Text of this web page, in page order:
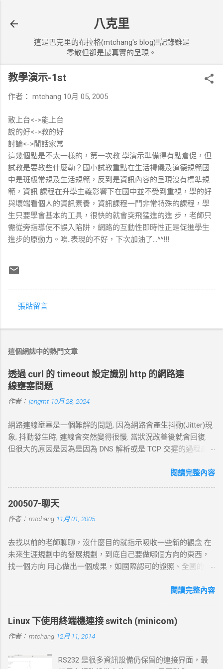
八克里
這是巴克里的布拉格(mtchang's blog)!!記錄雖是
零散但卻是最真實的呈現。
教學演示-1st
作者： mtchang 10月 05, 2005
敢上台<->能上台
說的好<->教的好
討論<->閒話家常
這幾個點是不太一樣的，第一次教 學演示準備得有點倉促，但..
試教是要教些什麼勒？國小試教重點在生活禮儀及道德規範國
中是班級常規及生活規範，反到是資訊內容的呈現沒有標準規
範，資訊 課程在升學主義影響下在國中並不受到重視，學的好
與壞端看個人的資訊素養，資訊課程一門非常特殊的課程，學
生只要學會基本的工具，很快的就會突飛猛進的進 步，老師只
需從旁指導使不誤入陷阱，網路的互動性即時性正是促進學生
進步的原動力。唉..表現的不好，下次加油了...^^!!!
言
張貼留言
這個網誌中的熱門文章
透過 curl 的 timeout 設定識別 http 的網路連
線壅塞問題
作者： jangmt 10月 28, 2024
網路連線壅塞是一個難解的問題, 因為網路會產生抖動(Jitter)現
象, 抖動發生時, 連線會突然變得很慢. 當狀況改善後就會回復.
但很大的原因是因為是因為 DNS 解析或是 TCP 交握的過程產
以下幾個主要步驟： 1. DNS 查詢 目標 ：解析主機名 (如
進行查詢，獲取目標伺服器的 IP 地址。 結果 ：若查詢成功，
返回 IP 地址， curl 將繼續下一步。若查詢失敗， curl 則返回
DNS 錯誤並中止。 2. TCP 三向交握 (Three-Way Handshake) 目
核發送一個 SYN 封包，目標伺服器回應 SYN-ACK ，然後 curl
返回 ACK 完成三向交握，建立起 TCP 連線。 結果 ：若在 --
connect-timeout 設定時間內未完成三向交握，則連線失敗並返
HTTP 請求，根據 URL 設定不同的請求方法（如 GET 、 POST
）。 過程 ： curl 構建 HTTP 請求標頭並附加任何所需的數據
（如表單數據），然後通過已建立的 TCP 連線將請求發送到伺
服器。 結果 ：伺服器接收請求並準備回應，若過程中出現網路
問題，則請求可能中止或失敗。 4. 伺服器處理請求並返回回應
容。 過程 ：伺服器確認請求內容後，由 HTTP 伺服器（如
閱讀完整內容
200507-聊天
作者： mtchang 11月 01, 2005
去找以前的老師聊聊，沒什麼目的就指示吸收一些新的觀念 在
未來生涯規劃中的發展規劃，到底自己要做哪個方向的東西，
找一個方向 用心做出一個成果，如國際認可的證照、全國的比
路。以目前技術而言要就做最大最廣，否則 就做最小最少，避
X-windows上程式的開發： http://www.wxwidgets.org/
http://tavi.debian.org.tw/index.php?page=wxWindows * 使用
Java在嵌入式系統上的開發 當然如果在學習過程中，有好的工
等著我去讀，但好的工作不是常常有的，一定要把握住好的機
閱讀完整內容
Linux 下使用終端機連接 switch (minicom)
作者： mtchang 12月 11, 2014
RS232 是很多資訊設備仍保留的連接界面，最